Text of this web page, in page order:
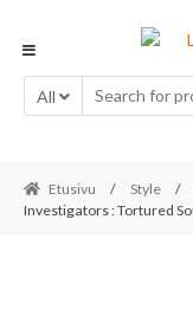
navigation
content
All
Etusivu / Style /
Investigators : Tortured